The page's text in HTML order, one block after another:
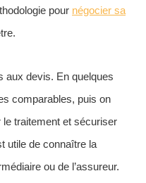
pour négocier sa
aux devis. En quelques
comparables, puis on
traitement et sécuriser
utile de connaître la
ou de l’assureur.